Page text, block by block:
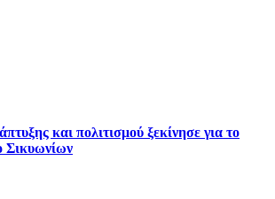
και πολιτισμού ξεκίνησε για το
Σικυωνίων